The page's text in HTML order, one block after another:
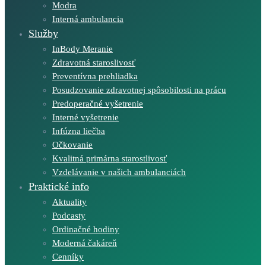
Modra
Interná ambulancia
Služby
InBody Meranie
Zdravotná staroslivosť
Preventívna prehliadka
Posudzovanie zdravotnej spôsobilosti na prácu
Predoperačné vyšetrenie
Interné vyšetrenie
Infúzna liečba
Očkovanie
Kvalitná primárna starostlivosť
Vzdelávanie v našich ambulanciách
Praktické info
Aktuality
Podcasty
Ordinačné hodiny
Moderná čakáreň
Cenníky